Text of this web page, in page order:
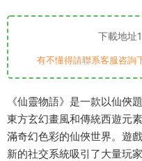
下載地址1
有不懂得請聯系客服咨
《仙靈物語》是一款以仙俠
東方玄幻畫風和傳統西遊元
滿奇幻色彩的仙俠世界。遊
新的社交系統吸引了大量玩家